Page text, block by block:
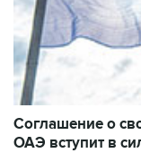
Соглашение о
ОАЭ вступит в